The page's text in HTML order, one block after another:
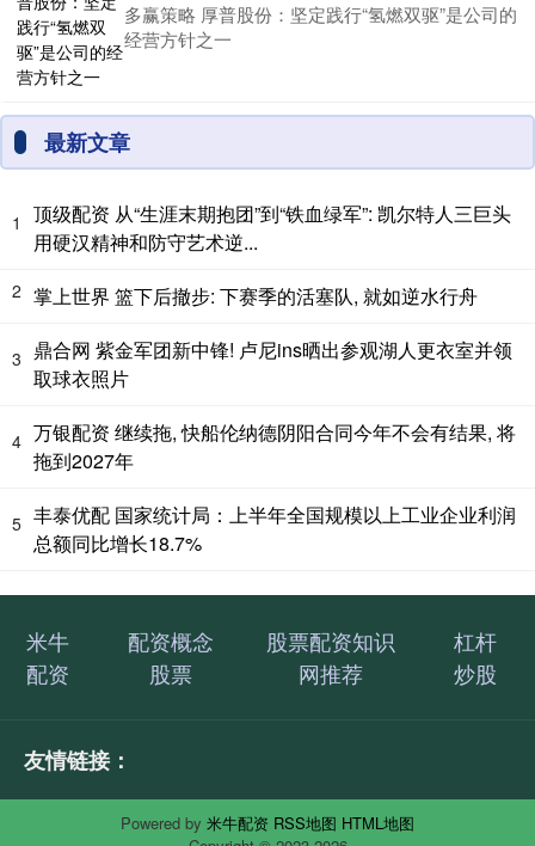
多赢策略 厚普股份：坚定践行“氢燃双驱”是公司的
经营方针之一
最新文章
1
顶级配资 从“生涯末期抱团”到“铁血绿军”: 凯尔特人三巨头
用硬汉精神和防守艺术逆...
2 掌上世界 篮下后撤步: 下赛季的活塞队, 就如逆水行舟
3 鼎合网 紫金军团新中锋! 卢尼ins晒出参观湖人更衣室并领
取球衣照片
4 万银配资 继续拖, 快船伦纳德阴阳合同今年不会有结果, 将
拖到2027年
5 丰泰优配 国家统计局：上半年全国规模以上工业企业利润
总额同比增长18.7%
米牛
配资
配资概念
股票
股票配资知识
网推荐
杠杆
炒股
友情链接：
Powered by 米牛配资 RSS地图 HTML地图